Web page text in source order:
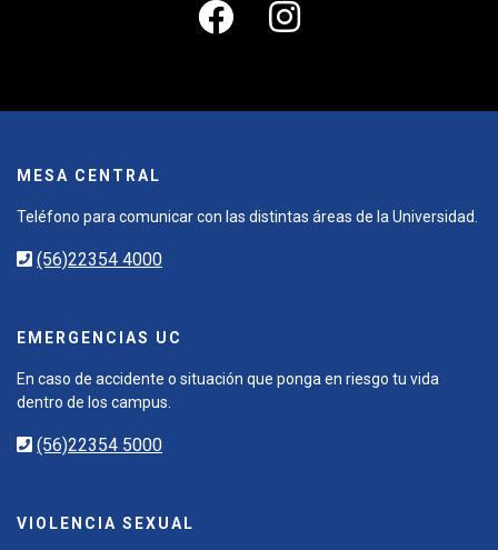
MESA CENTRAL
Teléfono para comunicar con las distintas áreas de la Universidad.
(56)22354 4000
EMERGENCIAS UC
En caso de accidente o situación que ponga en riesgo tu vida
dentro de los campus.
(56)22354 5000
VIOLENCIA SEXUAL